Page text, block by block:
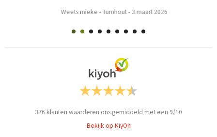
Weets mieke -Turnhout-3 maart 2026
376 klanten waarderen ons gemiddeld met een 9/10
Bekijk op KiyOh